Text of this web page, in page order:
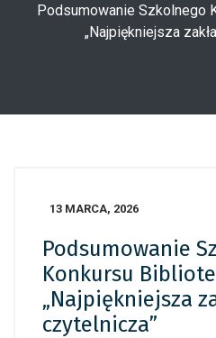
Podsumowanie Szkolnego
„Najpiękniejsza
13 MARCA, 2026
Podsumowanie
Konkursu
„Najpiękniejsza
czytelnicza”